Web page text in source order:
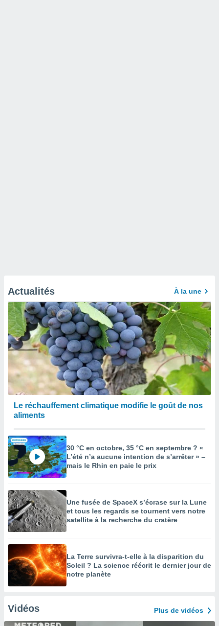
Actualités À la une
Le réchauffement climatique modifie le goût de nos
aliments
30 °C en octobre, 35 °C en septembre ? «
L’été n’a aucune intention de s’arrêter » –
mais le Rhin en paie le prix
Une fusée de SpaceX s’écrase sur la Lune
et tous les regards se tournent vers notre
satellite à la recherche du cratère
La Terre survivra-t-elle à la disparition du
Soleil ? La science réécrit le dernier jour de
notre planète
Vidéos Plus de vidéos